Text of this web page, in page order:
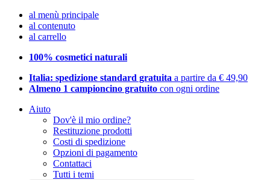
al menù principale
al contenuto
al carrello
100% cosmetici naturali
Italia: spedizione standard gratuita a partire da € 49,90
Almeno 1 campioncino gratuito con ogni ordine
Aiuto
Dov'è il mio ordine?
Restituzione prodotti
Costi di spedizione
Opzioni di pagamento
Contattaci
Tutti i temi